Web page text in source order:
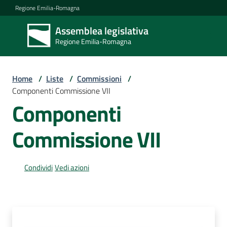
Vai al contenuto
Vai alla navigazione
Vai al footer
Regione Emilia-Romagna
Assemblea legislativa
Regione Emilia-Romagna
Assemblea
legislativa
Regione Emilia-
Assemblea
Attività
Home / Liste / Commissioni /
Componenti Commissione VII
Componenti
Commissione VII
CondividiVedi azioni